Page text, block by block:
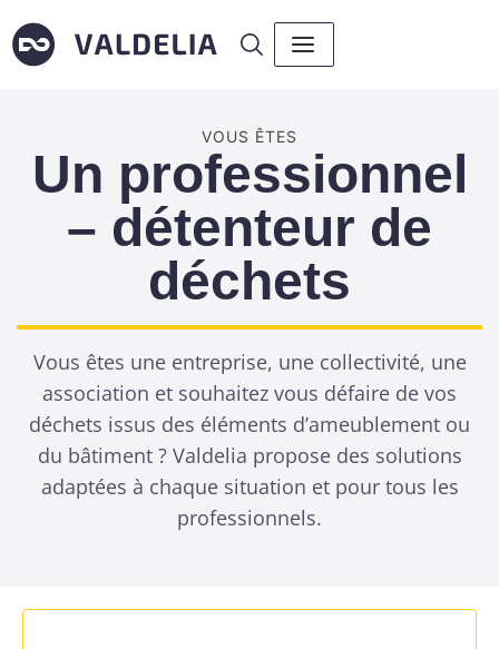
VOUS ÊTES
Un professionnel
– détenteur de
déchets
Vous êtes une entreprise, une collectivité, une
association et souhaitez vous défaire de vos
déchets issus des éléments d’ameublement ou
du bâtiment ? Valdelia propose des solutions
adaptées à chaque situation et pour tous les
professionnels.